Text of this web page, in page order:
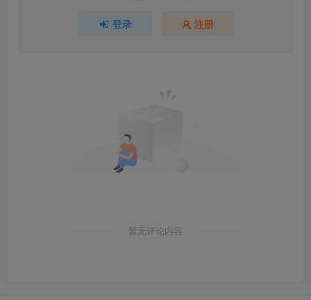
登录 注册
暂无评论内容